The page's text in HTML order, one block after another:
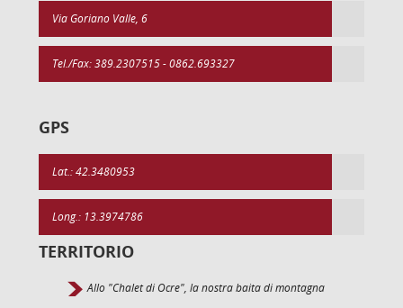
Via Goriano Valle, 6
Tel./Fax: 389.2307515 - 0862.693327
GPS
Lat.: 42.3480953
Long.: 13.3974786
TERRITORIO
Allo "Chalet di Ocre", la nostra baita di montagna